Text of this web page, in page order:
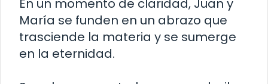
En un momento de claridad, Juan y
María se funden en un abrazo que
trasciende la materia y se sumerge
en la eternidad.